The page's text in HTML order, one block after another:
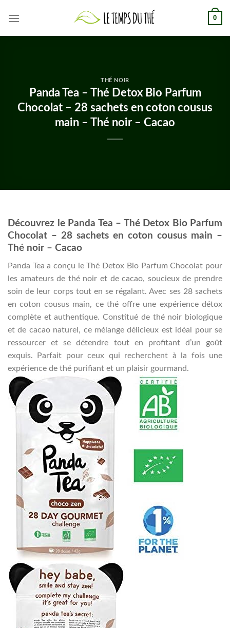
0
THÉ NOIR
Panda Tea – Thé Detox Bio Parfum
Chocolat – 28 sachets en coton cousus
main – Thé noir – Cacao
Découvrez le Panda Tea – Thé Detox Bio Parfum
Chocolat – 28 sachets en coton cousus main –
Thé noir – Cacao
Panda Tea a conçu le Thé Detox Bio Parfum Chocolat pour
les amateurs de thé noir et de cacao, soucieux de prendre
soin de leur corps tout en se régalant. Avec ses 28 sachets
en coton cousus main, ce thé offre une expérience détox
complète et authentique. Constitué de thé noir biologique
et de cacao naturel, ce mélange délicieux est idéal pour se
ressourcer et se détendre tout en profitant d’un goût
exquis. Parfait pour ceux qui recherchent à la fois une
expérience de thé purifiant et un plaisir gourmand.